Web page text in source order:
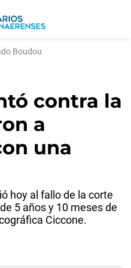
Boudou
contra la
a
una
hoy al fallo de la corte
5 años y 10 meses de
Ciccone.